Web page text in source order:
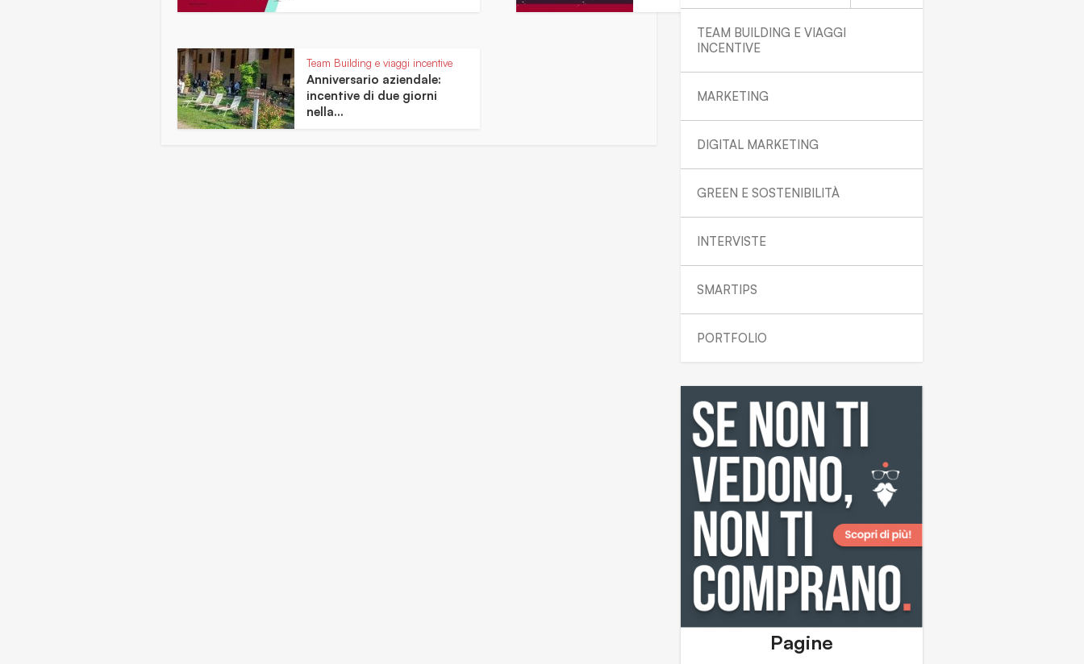
Team Building e viaggi incentive
Anniversario aziendale:
incentive di due giorni
nella...
TEAM BUILDING E VIAGGI
INCENTIVE
MARKETING
DIGITAL MARKETING
GREEN E SOSTENIBILITÀ
INTERVISTE
SMARTIPS
PORTFOLIO
Pagine